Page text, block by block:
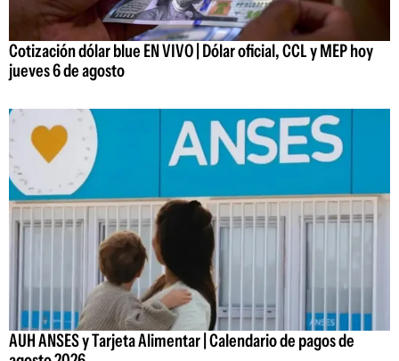
Cotización dólar blue EN VIVO | Dólar oficial, CCL y MEP hoy
jueves 6 de agosto
AUH ANSES y Tarjeta Alimentar | Calendario de pagos de